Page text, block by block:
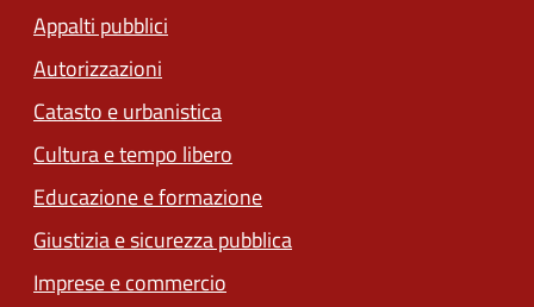
Appalti pubblici
Autorizzazioni
Catasto e urbanistica
Cultura e tempo libero
Educazione e formazione
Giustizia e sicurezza pubblica
Imprese e commercio